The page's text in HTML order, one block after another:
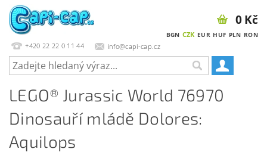
+420 22 22 0 11 44 info@capi-cap.cz
BGN CZK EUR HUF PLN RON
0 Kč
LEGO® Jurassic World 76970
Dinosauří mládě Dolores:
Aquilops